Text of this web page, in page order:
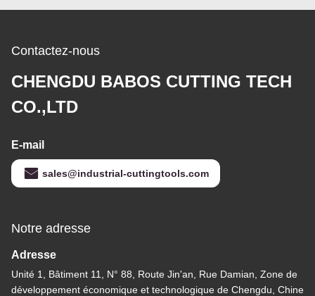
Contactez-nous
CHENGDU BABOS CUTTING TECH
CO.,LTD
E-mail
sales@industrial-cuttingtools.com
Notre adresse
Adresse
Unité 1, Bâtiment 11, N° 88, Route Jin'an, Rue Damian, Zone de
développement économique et technologique de Chengdu, Chine